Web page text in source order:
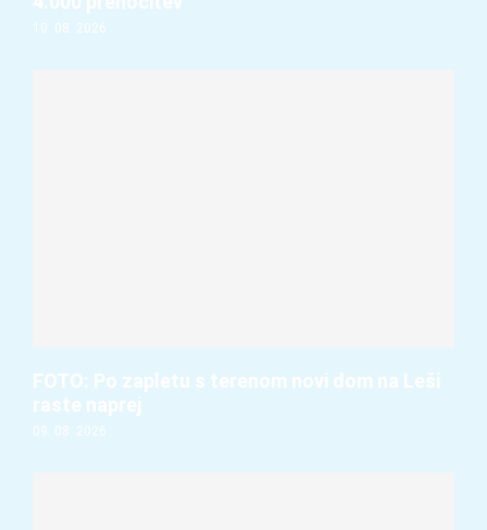
10. 08. 2026
FOTO: Po zapletu s terenom novi dom na Leši
raste naprej
09. 08. 2026